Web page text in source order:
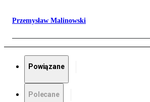
Przemysław Malinowski
Powiązane
Polecane